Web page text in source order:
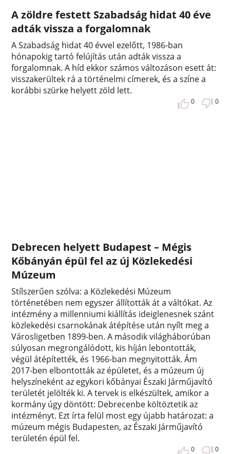
A zöldre festett Szabadság hidat 40 éve
adták vissza a forgalomnak
A Szabadság hidat 40 évvel ezelőtt, 1986-ban
hónapokig tartó felújítás után adták vissza a
forgalomnak. A híd ekkor számos változáson esett át:
visszakerültek rá a történelmi címerek, és a színe a
korábbi szürke helyett zöld lett.
0 0
Debrecen helyett Budapest – Mégis
Kőbányán épül fel az új Közlekedési
Múzeum
Stílszerűen szólva: a Közlekedési Múzeum
történetében nem egyszer állították át a váltókat. Az
intézmény a millenniumi kiállítás ideiglenesnek szánt
közlekedési csarnokának átépítése után nyílt meg a
Városligetben 1899-ben. A második világháborúban
súlyosan megrongálódott, kis híján lebontották,
végül átépítették, és 1966-ban megnyitották. Ám
2017-ben elbontották az épületet, és a múzeum új
helyszíneként az egykori kőbányai Északi Járműjavító
területét jelölték ki. A tervek is elkészültek, amikor a
kormány úgy döntött: Debrecenbe költöztetik az
intézményt. Ezt írta felül most egy újabb határozat: a
múzeum mégis Budapesten, az Északi Járműjavító
területén épül fel.
0 0